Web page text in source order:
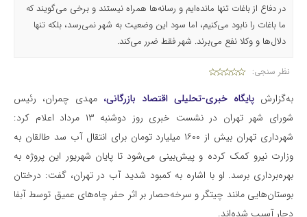
در دفاع از باغات تنها مانده‌ایم و رسانه‌ها همراه نیستند و برخی می‌گویند که
ما باغات را نابود می‌کنیم، اما سود این وضعیت به شهر نمی‌رسد، بلکه تنها
دلال‌ها و وکلا نفع می‌برند. شهر فقط ضرر می‌کند.
نظر سنجی:
به‌گزارش پایگاه خبری-تحلیلی اقتصاد بازرگانی، مهدی چمران، رئیس
شورای شهر تهران در نشست خبری روز دوشنبه ۱۳ مرداد اعلام کرد:
شهرداری تهران بیش از ۱۶۰۰ میلیارد تومان برای انتقال آب سد طالقان به
وزارت نیرو کمک کرده و پیش‌بینی می‌شود تا پایان شهریور این پروژه به
بهره‌برداری برسد. او با اشاره به کمبود شدید آب در تهران، گفت: درختان
بوستان‌هایی مانند چیتگر و سرخه‌حصار بر اثر حفر چاه‌های عمیق توسط آبفا
دچار آسیب شده‌اند.